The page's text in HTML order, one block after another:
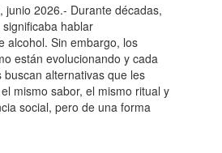
junio 2026.- Durante décadas,
hablar
alcohol. Sin embargo, los
están evolucionando y cada
alternativas que les
mismo sabor, el mismo ritual y
social, pero de una forma